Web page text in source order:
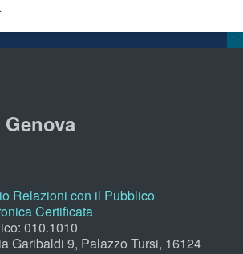
Relazioni con il Pubblico
Certificata
010.1010
Garibaldi 9, Palazzo Tursi, 16124